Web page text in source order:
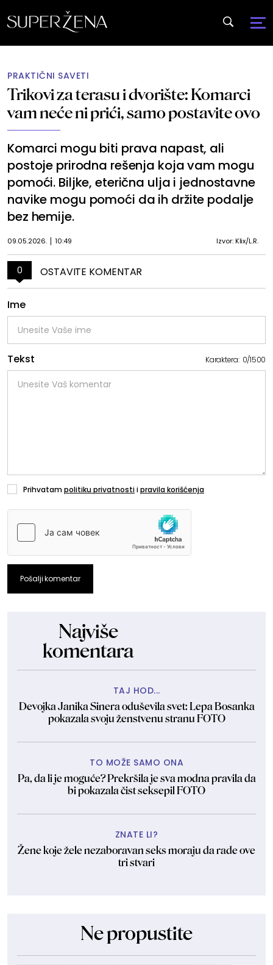
PRAKTIČNI SAVETI
Trikovi za terasu i dvorište: Komarci
vam neće ni prići, samo postavite ovo
Komarci mogu biti prava napast, ali
postoje prirodna rešenja koja vam mogu
pomoći. Biljke, eterična ulja i jednostavne
navike mogu pomoći da ih držite podalje
bez hemije.
09.05.2026. 10:49 Izvor: Klix/L.R.
0 OSTAVITE KOMENTAR
Ime
Tekst Karaktera: 0/1500
Prihvatampolitiku privatnostiipravila korišćenja
Pošalji komentar
Najviše
komentara
TAJ HOD...
Devojka Janika Sinera oduševila svet: Lepa Bosanka
pokazala svoju ženstvenu stranu FOTO
TO MOŽE SAMO ONA
Pa, da li je moguće? Prekršila je sva modna pravila da
bi pokazala čist seksepil FOTO
ZNATE LI?
Žene koje žele nezaboravan seks moraju da rade ove
tri stvari
Ne propustite